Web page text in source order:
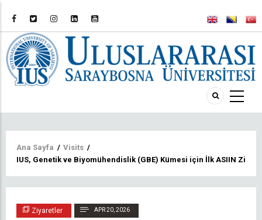
Sayfa
yolu
Ana Sayfa / Visits /
IUS, Genetik ve Biyomühendislik (GBE) Kümesi için İlk ASIIN
Ziyaretler APR 20, 2026